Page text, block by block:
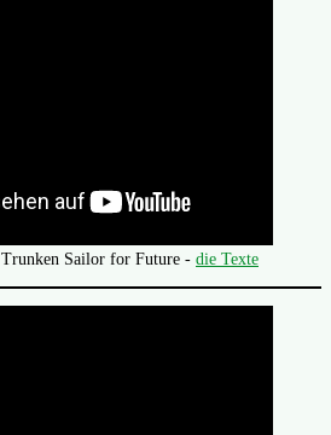
Sailor for Future - die Texte